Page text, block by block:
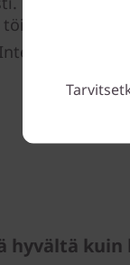
töitä.
-
hyvältä kuin